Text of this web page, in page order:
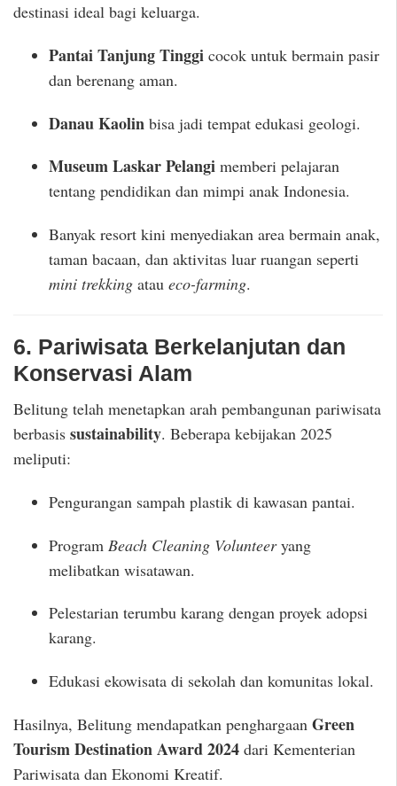
destinasi ideal bagi keluarga.
Pantai Tanjung Tinggi cocok untuk bermain pasir
dan berenang aman.
Danau Kaolin bisa jadi tempat edukasi geologi.
Museum Laskar Pelangi memberi pelajaran
tentang pendidikan dan mimpi anak Indonesia.
Banyak resort kini menyediakan area bermain anak,
taman bacaan, dan aktivitas luar ruangan seperti
mini trekking atau eco-farming.
6. Pariwisata Berkelanjutan dan
Konservasi Alam
Belitung telah menetapkan arah pembangunan pariwisata
berbasis sustainability. Beberapa kebijakan 2025
meliputi:
Pengurangan sampah plastik di kawasan pantai.
Program Beach Cleaning Volunteeryang
melibatkan wisatawan.
Pelestarian terumbu karang dengan proyek adopsi
karang.
Edukasi ekowisata di sekolah dan komunitas lokal.
Hasilnya, Belitung mendapatkan penghargaan Green
Tourism Destination Award 2024 dari Kementerian
Pariwisata dan Ekonomi Kreatif.